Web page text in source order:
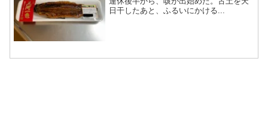
日干したあと、ふるいにかける...